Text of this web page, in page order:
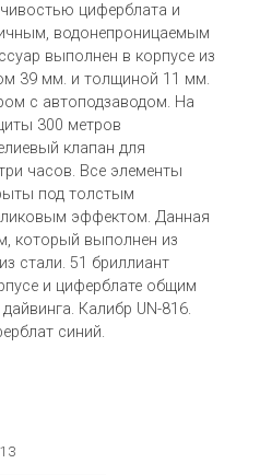
циферблата и
водонепроницаемым
выполнен в корпусе из
39 мм. и толщиной 11 мм.
с автоподзаводом. На
300 метров
клапан для
часов. Все элементы
под толстым
эффектом. Данная
который выполнен из
стали. 51 бриллиант
и циферблате общим
Калибр UN-816.
синий.